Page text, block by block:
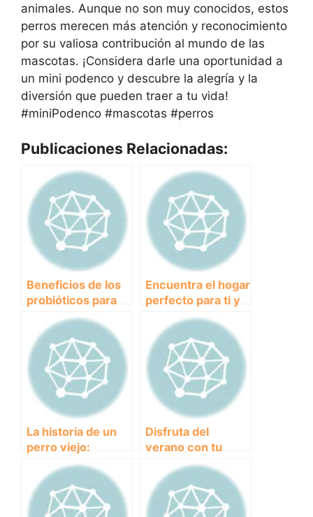
animales. Aunque no son muy conocidos, estos
perros merecen más atención y reconocimiento
por su valiosa contribución al mundo de las
mascotas. ¡Considera darle una oportunidad a
un mini podenco y descubre la alegría y la
diversión que pueden traer a tu vida!
#miniPodenco #mascotas #perros
Publicaciones Relacionadas:
Beneficios de los
probióticos para
perros: mejora su
salud intestinal y
aumenta su
calidad de vida
Encuentra el hogar
perfecto para ti y
tu mascota:
Apartamentos que
aceptan animales
La historia de un
perro viejo:
descubre qué le
ha pasado y cómo
puedes ayudarlo.
Disfruta del
verano con tu
perro en un
camping con
piscina en
Cataluña